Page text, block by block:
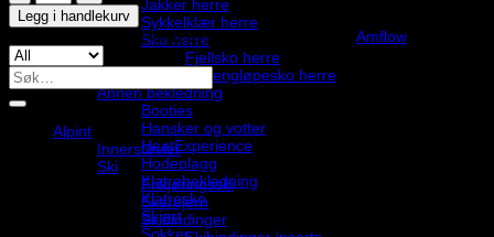
Jakker herre
Sykkelklær herre
Sko herre
Fjellsko herre
Terrengløpesko herre
Annen bekledning
Booties
Hansker og votter
HeatExperience
Hodeplagg
Klatrebekledning
Klatresko
Skjørt
Main
Control
Cable
Legg i handlekurv
VPG-423139 Kategori: Amflow
Søk
etter:
Alpint
Innerstøvler
Ski
Frikjøringsski
Skarejern
Skibindinger